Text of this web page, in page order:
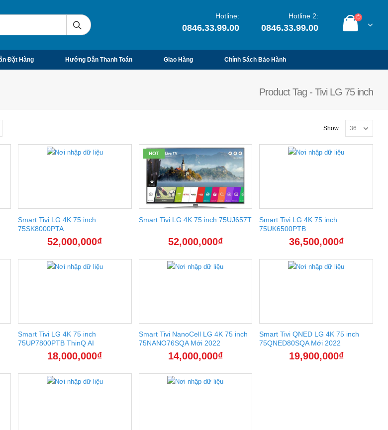
Hotline:
0846.33.99.00
Hotline 2:
0846.33.99.00
Đặt Hàng Hướng Dẫn Thanh Toán Giao Hàng Chính Sách Bảo Hành
Product Tag - Tivi LG 75 inch
Show:
Smart Tivi LG 4K 75 inch
75SK8000PTA
52,000,000₫
HOT
Smart Tivi LG 4K 75 inch 75UJ657T
52,000,000₫
Smart Tivi LG 4K 75 inch
75UK6500PTB
36,500,000₫
Smart Tivi LG 4K 75 inch
75UP7800PTB ThinQ AI
18,000,000₫
Smart Tivi NanoCell LG 4K 75 inch
75NANO76SQA Mới 2022
14,000,000₫
Smart Tivi QNED LG 4K 75 inch
75QNED80SQA Mới 2022
19,900,000₫